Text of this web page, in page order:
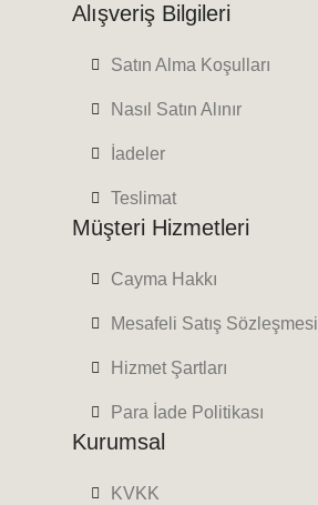
Alışveriş Bilgileri
Satın Alma Koşulları
Nasıl Satın Alınır
İadeler
Teslimat
Müşteri Hizmetleri
Cayma Hakkı
Mesafeli Satış Sözleşmesi
Hizmet Şartları
Para İade Politikası
Kurumsal
KVKK